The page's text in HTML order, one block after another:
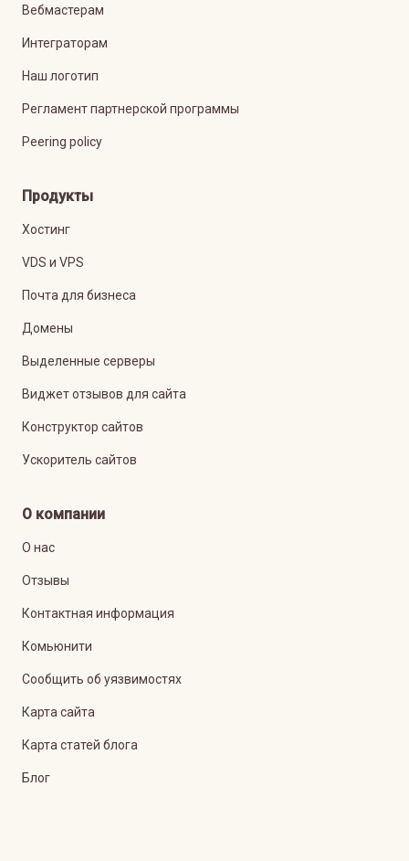
Вебмастерам
Интеграторам
Наш логотип
Регламент партнерской программы
Peering policy
Продукты
Хостинг
VDS и VPS
Почта для бизнеса
Домены
Выделенные серверы
Виджет отзывов для сайта
Конструктор сайтов
Ускоритель сайтов
О компании
О нас
Отзывы
Контактная информация
Комьюнити
Сообщить об уязвимостях
Карта сайта
Карта статей блога
Блог